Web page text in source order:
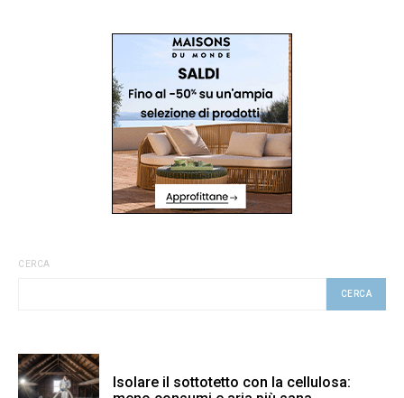
CERCA
CERCA
Isolare il sottotetto con la cellulosa: